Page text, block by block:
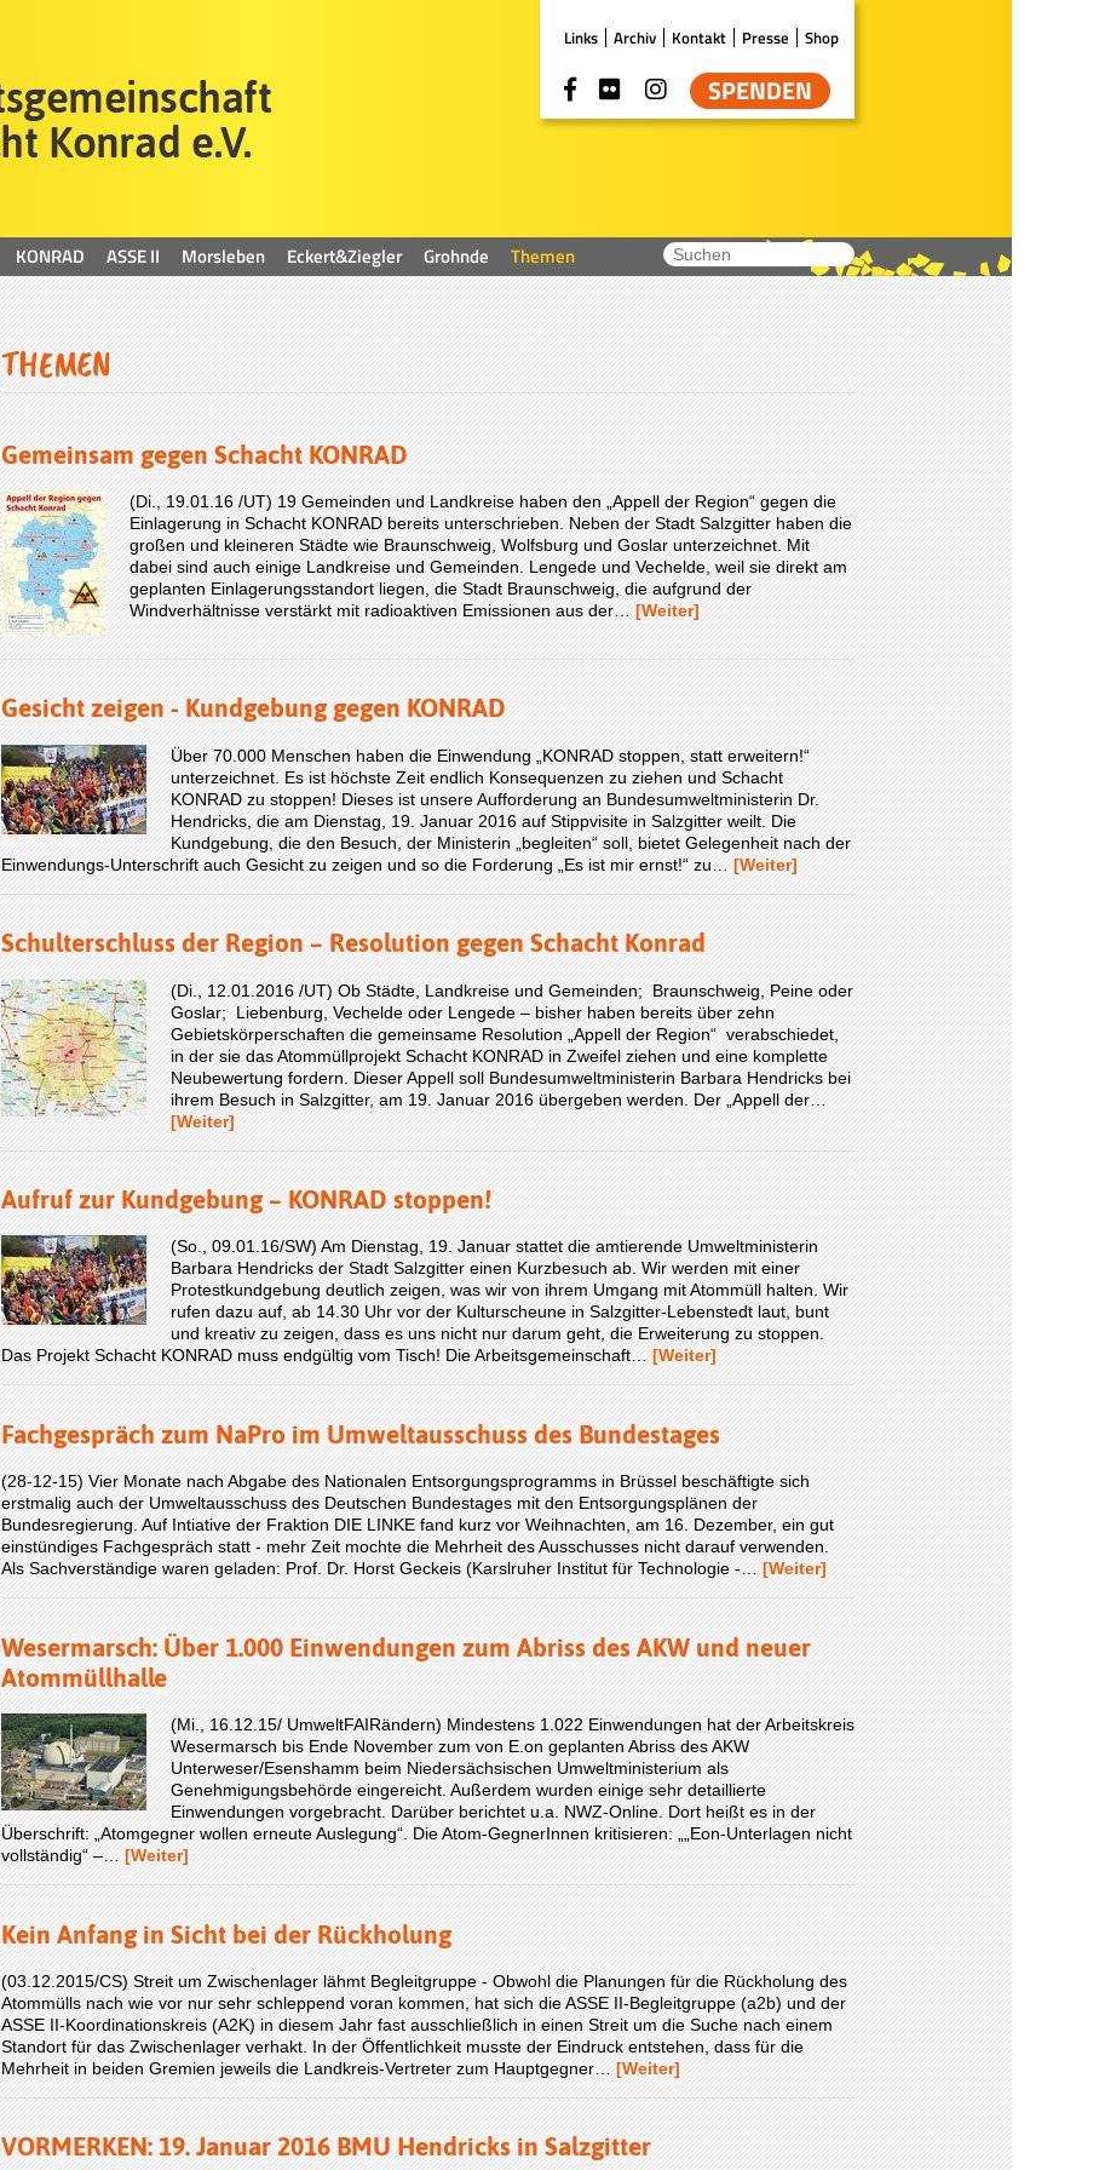
Links Archiv Kontakt Presse Shop
SPENDEN
KONRAD ASSE II Morsleben Eckert&Ziegler Grohnde Themen
THEMEN
Gemeinsam gegen Schacht KONRAD
(Di., 19.01.16 /UT) 19 Gemeinden und Landkreise haben den „Appell der Region“ gegen die
Einlagerung in Schacht KONRAD bereits unterschrieben. Neben der Stadt Salzgitter haben die
großen und kleineren Städte wie Braunschweig, Wolfsburg und Goslar unterzeichnet. Mit
dabei sind auch einige Landkreise und Gemeinden. Lengede und Vechelde, weil sie direkt am
geplanten Einlagerungsstandort liegen, die Stadt Braunschweig, die aufgrund der
Windverhältnisse verstärkt mit radioaktiven Emissionen aus der… [Weiter]
Gesicht zeigen - Kundgebung gegen KONRAD
Über 70.000 Menschen haben die Einwendung „KONRAD stoppen, statt erweitern!“
unterzeichnet. Es ist höchste Zeit endlich Konsequenzen zu ziehen und Schacht
KONRAD zu stoppen! Dieses ist unsere Aufforderung an Bundesumweltministerin Dr.
Hendricks, die am Dienstag, 19. Januar 2016 auf Stippvisite in Salzgitter weilt. Die
Kundgebung, die den Besuch, der Ministerin „begleiten“ soll, bietet Gelegenheit nach der
Einwendungs-Unterschrift auch Gesicht zu zeigen und so die Forderung „Es ist mir ernst!“ zu… [Weiter]
Schulterschluss der Region – Resolution gegen Schacht Konrad
(Di., 12.01.2016 /UT) Ob Städte, Landkreise und Gemeinden; Braunschweig, Peine oder
Goslar; Liebenburg, Vechelde oder Lengede – bisher haben bereits über zehn
Gebietskörperschaften die gemeinsame Resolution „Appell der Region“ verabschiedet,
in der sie das Atommüllprojekt Schacht KONRAD in Zweifel ziehen und eine komplette
Neubewertung fordern. Dieser Appell soll Bundesumweltministerin Barbara Hendricks bei
ihrem Besuch in Salzgitter, am 19. Januar 2016 übergeben werden. Der „Appell der…
[Weiter]
Aufruf zur Kundgebung – KONRAD stoppen!
(So., 09.01.16/SW) Am Dienstag, 19. Januar stattet die amtierende Umweltministerin
Barbara Hendricks der Stadt Salzgitter einen Kurzbesuch ab. Wir werden mit einer
Protestkundgebung deutlich zeigen, was wir von ihrem Umgang mit Atommüll halten. Wir
rufen dazu auf, ab 14.30 Uhr vor der Kulturscheune in Salzgitter-Lebenstedt laut, bunt
und kreativ zu zeigen, dass es uns nicht nur darum geht, die Erweiterung zu stoppen.
Das Projekt Schacht KONRAD muss endgültig vom Tisch! Die Arbeitsgemeinschaft… [Weiter]
Fachgespräch zum NaPro im Umweltausschuss des Bundestages
(28-12-15) Vier Monate nach Abgabe des Nationalen Entsorgungsprogramms in Brüssel beschäftigte sich
erstmalig auch der Umweltausschuss des Deutschen Bundestages mit den Entsorgungsplänen der
Bundesregierung. Auf Intiative der Fraktion DIE LINKE fand kurz vor Weihnachten, am 16. Dezember, ein gut
einstündiges Fachgespräch statt - mehr Zeit mochte die Mehrheit des Ausschusses nicht darauf verwenden.
Als Sachverständige waren geladen: Prof. Dr. Horst Geckeis (Karslruher Institut für Technologie -… [Weiter]
Wesermarsch: Über 1.000 Einwendungen zum Abriss des AKW und neuer
Atommüllhalle
(Mi., 16.12.15/ UmweltFAIRändern) Mindestens 1.022 Einwendungen hat der Arbeitskreis
Wesermarsch bis Ende November zum von E.on geplanten Abriss des AKW
Unterweser/Esenshamm beim Niedersächsischen Umweltministerium als
Genehmigungsbehörde eingereicht. Außerdem wurden einige sehr detaillierte
Einwendungen vorgebracht. Darüber berichtet u.a. NWZ-Online. Dort heißt es in der
Überschrift: „Atomgegner wollen erneute Auslegung“. Die Atom-GegnerInnen kritisieren: „„Eon-Unterlagen nicht
vollständig“ –… [Weiter]
Kein Anfang in Sicht bei der Rückholung
(03.12.2015/CS) Streit um Zwischenlager lähmt Begleitgruppe - Obwohl die Planungen für die Rückholung des
Atommülls nach wie vor nur sehr schleppend voran kommen, hat sich die ASSE II-Begleitgruppe (a2b) und der
ASSE II-Koordinationskreis (A2K) in diesem Jahr fast ausschließlich in einen Streit um die Suche nach einem
Standort für das Zwischenlager verhakt. In der Öffentlichkeit musste der Eindruck entstehen, dass für die
Mehrheit in beiden Gremien jeweils die Landkreis-Vertreter zum Hauptgegner… [Weiter]
VORMERKEN: 19. Januar 2016 BMU Hendricks in Salzgitter